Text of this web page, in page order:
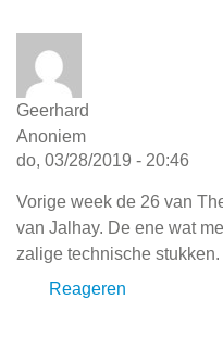
Geerhard
Anoniem
do, 03/28/2019 - 20:46
Vorige week de 26 van
van Jalhay. De ene wat
zalige technische
Reageren